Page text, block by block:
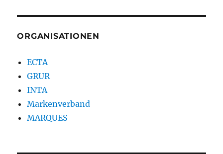
ORGANISATIONEN
ECTA
GRUR
INTA
Markenverband
MARQUES